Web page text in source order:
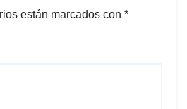
están marcados con *